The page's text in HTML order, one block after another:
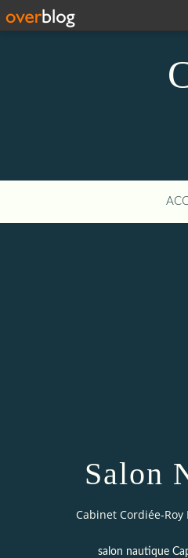
Salon
Cabinet Cordiée-
salon nautique